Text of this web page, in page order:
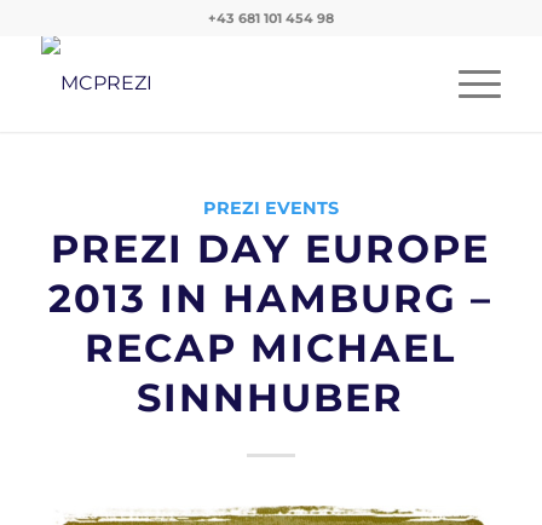
+43 681 101 454 98
PREZI EVENTS
PREZI DAY EUROPE
2013 IN HAMBURG –
RECAP MICHAEL
SINNHUBER